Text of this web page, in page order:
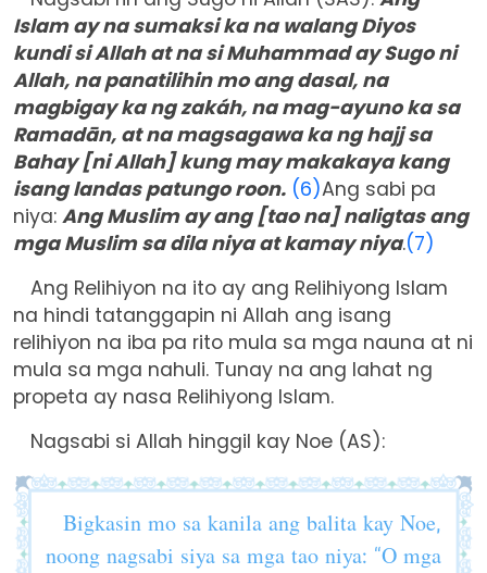
Islam ay na sumaksi ka na walang Diyos
kundi si Allah at na si Muhammad ay Sugo ni
Allah, na panatilihin mo ang dasal, na
magbigay ka ng zakáh, na mag-ayuno ka sa
Ramadān, at na magsagawa ka nghajj sa
Bahay [ni Allah] kung may makakaya kang
isang landas patungo roon. (6)Ang sabi pa
niya: Ang Muslim ay ang [tao na] naligtas ang
mga Muslim sa dila niya at kamay niya.(7)
Ang Relihiyon na ito ay ang Relihiyong Islam
na hindi tatanggapin ni Allah ang isang
relihiyon na iba pa rito mula sa mga nauna at ni
mula sa mga nahuli. Tunay na ang lahat ng
propeta ay nasa Relihiyong Islam.
Nagsabi si Allah hinggil kay Noe (AS):
Bigkasin mo sa kanila ang balita kay Noe,
noong nagsabi siya sa mga tao niya: “O mga